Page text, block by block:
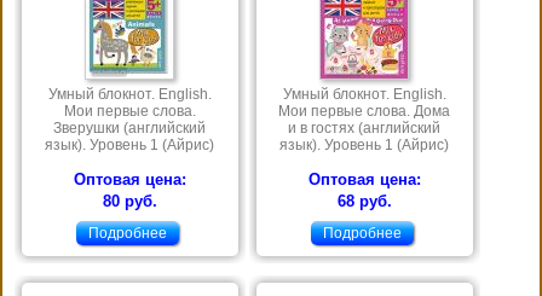
Умный блокнот. English.
Мои первые слова.
Зверушки (английский
язык). Уровень 1 (Айрис)
Оптовая цена:
80 руб.
Подробнее
Умный блокнот. English.
Мои первые слова. Дома
и в гостях (английский
язык). Уровень 1 (Айрис)
Оптовая цена:
68 руб.
Подробнее